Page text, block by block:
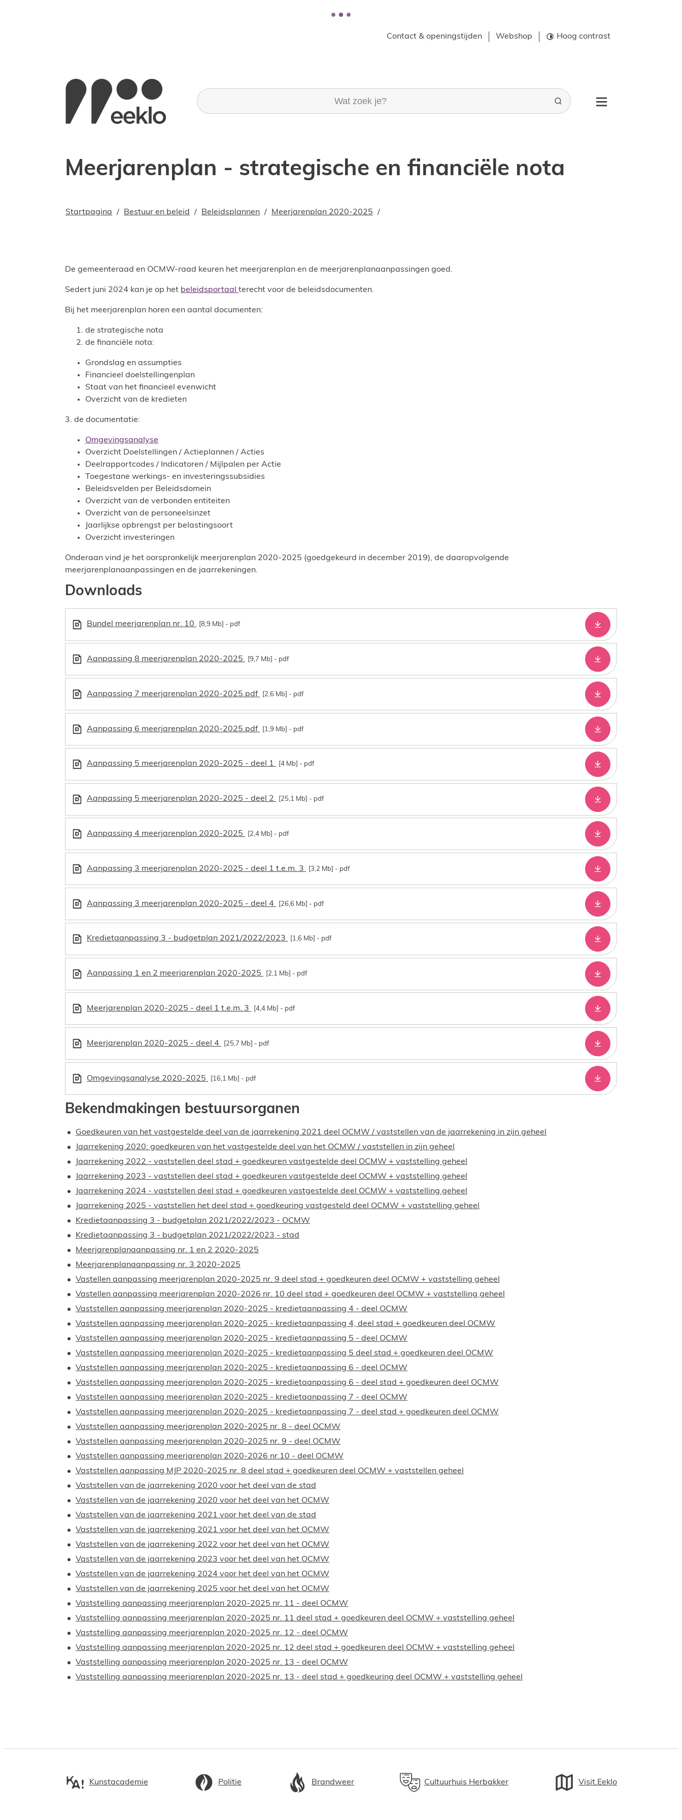
Contact & openingstijden Webshop Hoog contrast
Stad Eeklo
Wat zoek je?
Zoeken Menu
Meerjarenplan - strategische en financiële nota
Startpagina Bestuur en beleid Beleidsplannen Meerjarenplan 2020-2025
De gemeenteraad en OCMW-raad keuren het meerjarenplan en de meerjarenplanaanpassingen goed.
Sedert juni 2024 kan je op het beleidsportaal terecht voor de beleidsdocumenten.
Bij het meerjarenplan horen een aantal documenten:
de strategische nota
de financiële nota:
Grondslag en assumpties
Financieel doelstellingenplan
Staat van het financieel evenwicht
Overzicht van de kredieten
3. de documentatie:
Omgevingsanalyse
Overzicht Doelstellingen / Actieplannen / Acties
Deelrapportcodes / Indicatoren / Mijlpalen per Actie
Toegestane werkings- en investeringssubsidies
Beleidsvelden per Beleidsdomein
Overzicht van de verbonden entiteiten
Overzicht van de personeelsinzet
Jaarlijkse opbrengst per belastingsoort
Overzicht investeringen
Onderaan vind je het oorspronkelijk meerjarenplan 2020-2025 (goedgekeurd in december 2019), de daaropvolgende
meerjarenplanaanpassingen en de jaarrekeningen.
Downloads
Bundel meerjarenplan nr. 10 8,9 Mb pdf
Downloaden
Aanpassing 8 meerjarenplan 2020-2025 9,7 Mb pdf
Downloaden
Aanpassing 7 meerjarenplan 2020-2025.pdf 2,6 Mb pdf
Downloaden
Aanpassing 6 meerjarenplan 2020-2025.pdf 1,9 Mb pdf
Downloaden
Aanpassing 5 meerjarenplan 2020-2025 - deel 1 4 Mb pdf
Downloaden
Aanpassing 5 meerjarenplan 2020-2025 - deel 2 25,1 Mb pdf
Downloaden
Aanpassing 4 meerjarenplan 2020-2025 2,4 Mb pdf
Downloaden
Aanpassing 3 meerjarenplan 2020-2025 - deel 1 t.e.m. 3 3,2 Mb pdf
Downloaden
Aanpassing 3 meerjarenplan 2020-2025 - deel 4 26,6 Mb pdf
Downloaden
Kredietaanpassing 3 - budgetplan 2021/2022/2023 1,6 Mb pdf
Downloaden
Aanpassing 1 en 2 meerjarenplan 2020-2025 2,1 Mb pdf
Downloaden
Meerjarenplan 2020-2025 - deel 1 t.e.m. 3 4,4 Mb pdf
Downloaden
Meerjarenplan 2020-2025 - deel 4 25,7 Mb pdf
Downloaden
Omgevingsanalyse 2020-2025 16,1 Mb pdf
Downloaden
Bekendmakingen bestuursorganen
Goedkeuren van het vastgestelde deel van de jaarrekening 2021 deel OCMW / vaststellen van de jaarrekening in zijn geheel
Jaarrekening 2020: goedkeuren van het vastgestelde deel van het OCMW / vaststellen in zijn geheel
Jaarrekening 2022 - vaststellen deel stad + goedkeuren vastgestelde deel OCMW + vaststelling geheel
Jaarrekening 2023 - vaststellen deel stad + goedkeuren vastgestelde deel OCMW + vaststelling geheel
Jaarrekening 2024 - vaststellen deel stad + goedkeuren vastgestelde deel OCMW + vaststelling geheel
Jaarrekening 2025 - vaststellen het deel stad + goedkeuring vastgesteld deel OCMW + vaststelling geheel
Kredietaanpassing 3 - budgetplan 2021/2022/2023 - OCMW
Kredietaanpassing 3 - budgetplan 2021/2022/2023 - stad
Meerjarenplanaanpassing nr. 1 en 2 2020-2025
Meerjarenplanaanpassing nr. 3 2020-2025
Vastellen aanpassing meerjarenplan 2020-2025 nr. 9 deel stad + goedkeuren deel OCMW + vaststelling geheel
Vastellen aanpassing meerjarenplan 2020-2026 nr. 10 deel stad + goedkeuren deel OCMW + vaststelling geheel
Vaststellen aanpassing meerjarenplan 2020-2025 - kredietaanpassing 4 - deel OCMW
Vaststellen aanpassing meerjarenplan 2020-2025 - kredietaanpassing 4, deel stad + goedkeuren deel OCMW
Vaststellen aanpassing meerjarenplan 2020-2025 - kredietaanpassing 5 - deel OCMW
Vaststellen aanpassing meerjarenplan 2020-2025 - kredietaanpassing 5 deel stad + goedkeuren deel OCMW
Vaststellen aanpassing meerjarenplan 2020-2025 - kredietaanpassing 6 - deel OCMW
Vaststellen aanpassing meerjarenplan 2020-2025 - kredietaanpassing 6 - deel stad + goedkeuren deel OCMW
Vaststellen aanpassing meerjarenplan 2020-2025 - kredietaanpassing 7 - deel OCMW
Vaststellen aanpassing meerjarenplan 2020-2025 - kredietaanpassing 7 - deel stad + goedkeuren deel OCMW
Vaststellen aanpassing meerjarenplan 2020-2025 nr. 8 - deel OCMW
Vaststellen aanpassing meerjarenplan 2020-2025 nr. 9 - deel OCMW
Vaststellen aanpassing meerjarenplan 2020-2026 nr.10 - deel OCMW
Vaststellen aanpassing MJP 2020-2025 nr. 8 deel stad + goedkeuren deel OCMW + vaststellen geheel
Vaststellen van de jaarrekening 2020 voor het deel van de stad
Vaststellen van de jaarrekening 2020 voor het deel van het OCMW
Vaststellen van de jaarrekening 2021 voor het deel van de stad
Vaststellen van de jaarrekening 2021 voor het deel van het OCMW
Vaststellen van de jaarrekening 2022 voor het deel van het OCMW
Vaststellen van de jaarrekening 2023 voor het deel van het OCMW
Vaststellen van de jaarrekening 2024 voor het deel van het OCMW
Vaststellen van de jaarrekening 2025 voor het deel van het OCMW
Vaststelling aanpassing meerjarenplan 2020-2025 nr. 11 - deel OCMW
Vaststelling aanpassing meerjarenplan 2020-2025 nr. 11 deel stad + goedkeuren deel OCMW + vaststelling geheel
Vaststelling aanpassing meerjarenplan 2020-2025 nr. 12 - deel OCMW
Vaststelling aanpassing meerjarenplan 2020-2025 nr. 12 deel stad + goedkeuren deel OCMW + vaststelling geheel
Vaststelling aanpassing meerjarenplan 2020-2025 nr. 13 - deel OCMW
Vaststelling aanpassing meerjarenplan 2020-2025 nr. 13 - deel stad + goedkeuring deel OCMW + vaststelling geheel
Kunstacademie Politie Brandweer Cultuurhuis Herbakker Visit.Eeklo